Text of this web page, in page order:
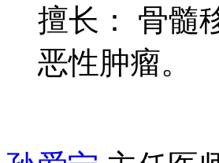
擅长： 骨髓
恶性肿瘤。